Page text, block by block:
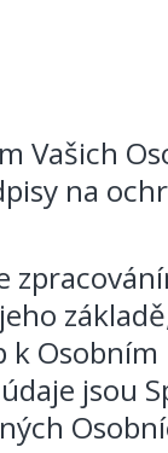
Vašich
na
k
jsou